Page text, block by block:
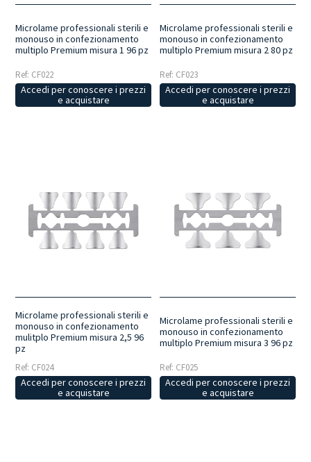
Microlame professionali sterili e
monouso in confezionamento
multiplo Premium misura 1 96 pz
Ref: CF022
Accedi per conoscere i prezzi
e acquistare
Microlame professionali sterili e
monouso in confezionamento
multiplo Premium misura 2 80 pz
Ref: CF023
Accedi per conoscere i prezzi
e acquistare
Microlame professionali sterili e
monouso in confezionamento
mulitplo Premium misura 2,5 96
pz
Ref: CF024
Accedi per conoscere i prezzi
e acquistare
Microlame professionali sterili e
monouso in confezionamento
multiplo Premium misura 3 96 pz
Ref: CF025
Accedi per conoscere i prezzi
e acquistare